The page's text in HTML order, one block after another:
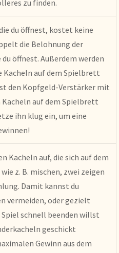
zu finden.
du öffnest, kostet keine
die Belohnung der
öffnest. Außerdem werden
Kacheln auf dem Spielbrett
den Kopfgeld-Verstärker mit
Kacheln auf dem Spielbrett
ihn klug ein, um eine
Kacheln auf, die sich auf dem
z. B. mischen, zwei zeigen
Damit kannst du
vermeiden, oder gezielt
Spiel schnell beenden willst
geschickt
Gewinn aus dem